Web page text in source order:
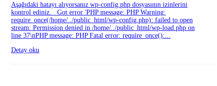
Aşağıdaki hatayı alıyorsanız wp-config.php dosyasının izinlerini
kontrol ediniz. Got error 'PHP message: PHP Warning:
require_once(/home/../public_html/wp-config.php): failed to open
stream: Permission denied in /home/../public_html/wp-load.php on
line 37\nPHP message: PHP Fatal error: require_once():...
Detay oku